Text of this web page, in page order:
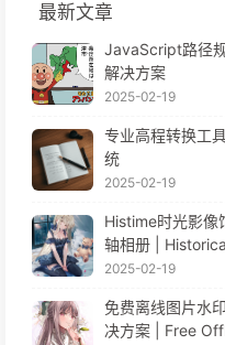
最新文章
JavaScript路径
解决方案
2025-02-19
专业高程转换工
统
2025-02-19
Histime时光影像
轴相册 |
2025-02-19
免费离线图片水
决方案 | Free